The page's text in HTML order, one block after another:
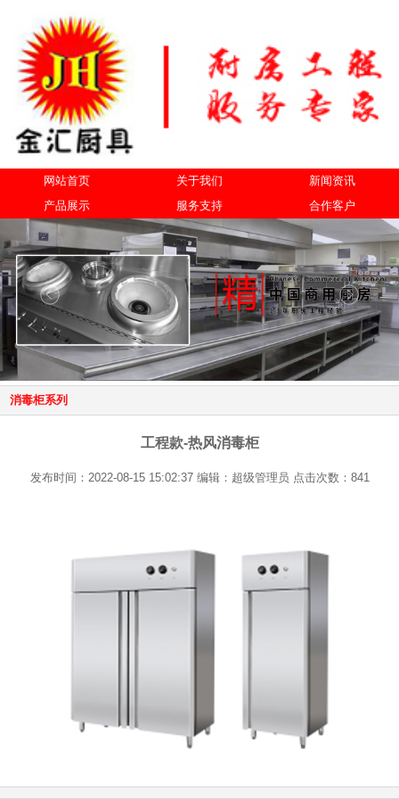
网站首页 关于我们
新闻资讯
产品展示
服务支持 合作客户
消毒柜系列
工程款-热风消毒柜
发布时间：2022-08-15 15:02:37 编辑：超级管理员 点击次数：841